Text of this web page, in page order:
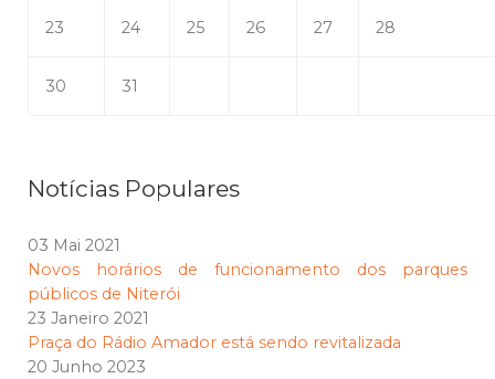
23 24 25 26 27 28
30 31
Notícias Populares
03 Mai 2021
Novos horários de funcionamento dos parques
públicos de Niterói
23 Janeiro 2021
Praça do Rádio Amador está sendo revitalizada
20 Junho 2023